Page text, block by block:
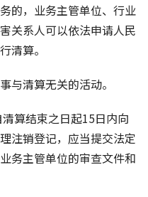
的，业务主管单位、行业
关系人可以依法申请人民
清算。
与清算无关的活动。
算结束之日起15日内向
注销登记，应当提交法定
务主管单位的审查文件和